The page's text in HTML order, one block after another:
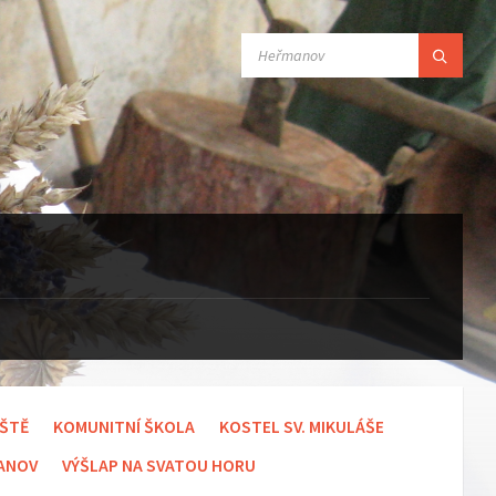
KOMUNITNÍ ŠKOLA
KOSTEL SV. MIKULÁŠE
VÝŠLAP NA SVATOU HORU